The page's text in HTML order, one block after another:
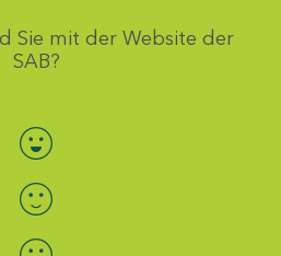
Sie mit der Website der
SAB?
Bewertung auswählen